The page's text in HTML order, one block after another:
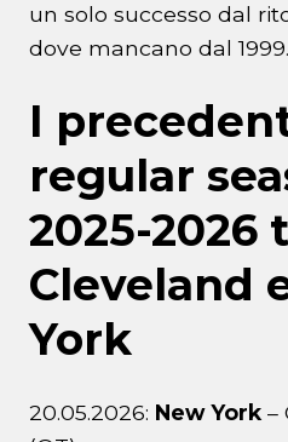
un solo successo dal
dove mancano dal 1999.
I
regular
2025-2026
Cleveland
York
20.05.2026: New York –